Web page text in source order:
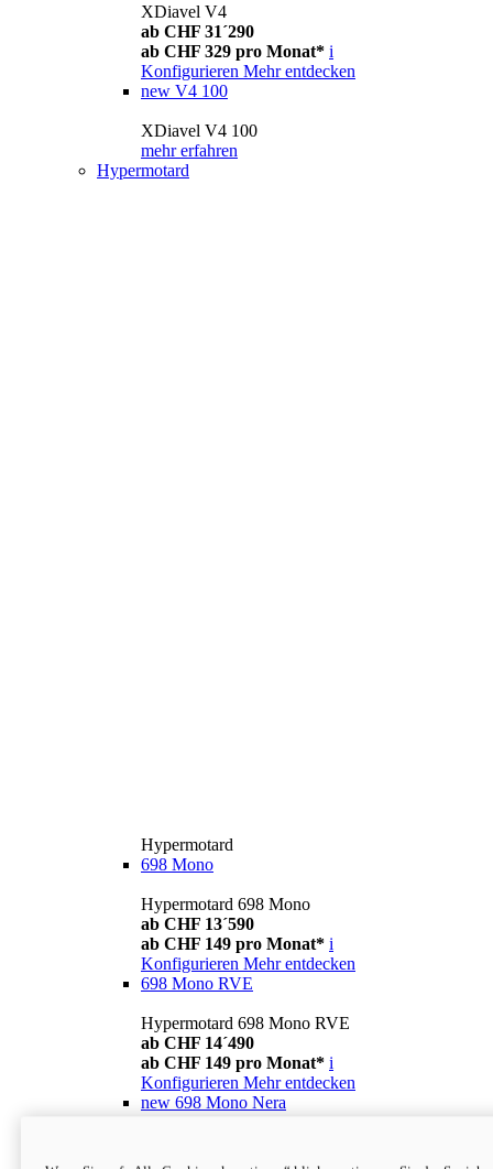
XDiavel V4
ab CHF 31´290
ab CHF 329 pro Monat* i
Konfigurieren Mehr entdecken
new V4 100
XDiavel V4 100
mehr erfahren
Hypermotard
Hypermotard
698 Mono
Hypermotard 698 Mono
ab CHF 13´590
ab CHF 149 pro Monat* i
Konfigurieren Mehr entdecken
698 Mono RVE
Hypermotard 698 Mono RVE
ab CHF 14´490
ab CHF 149 pro Monat* i
Konfigurieren Mehr entdecken
new 698 Mono Nera
ab CHF 13´990